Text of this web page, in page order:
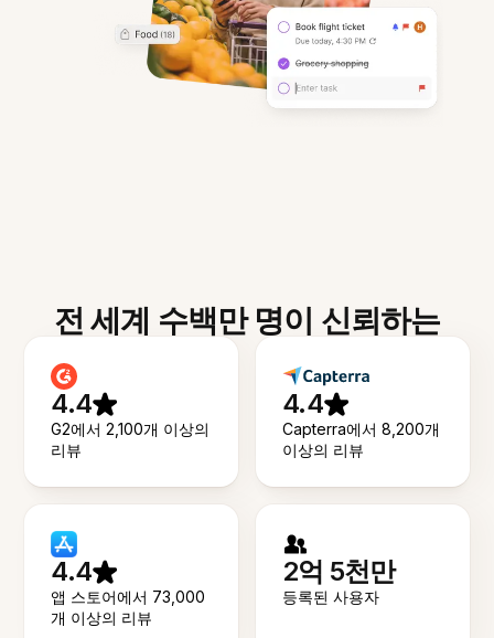
전 세계 수백만 명이 신뢰하는
4.4
G2에서 2,100개 이상의
리뷰
4.4
Capterra에서 8,200개
이상의 리뷰
4.4
앱 스토어에서 73,000
개 이상의 리뷰
2억 5천만
등록된 사용자